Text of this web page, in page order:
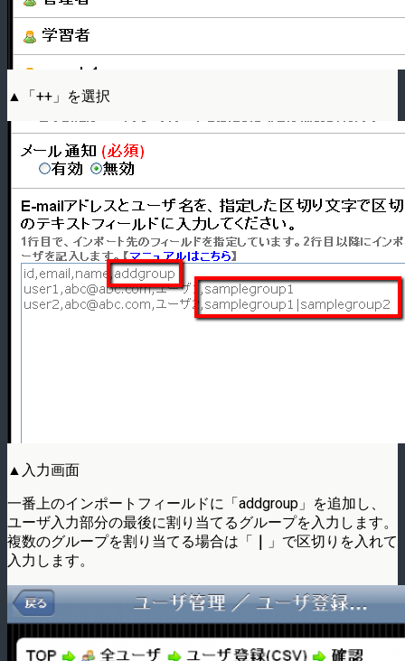
▲「++」を選択
▲入力画面
一番上のインポートフィールドに「addgroup」を追加し、
ユーザ入力部分の最後に割り当てるグループを入力します。
複数のグループを割り当てる場合は「 ｜
」で区切りを入れて
入力します。